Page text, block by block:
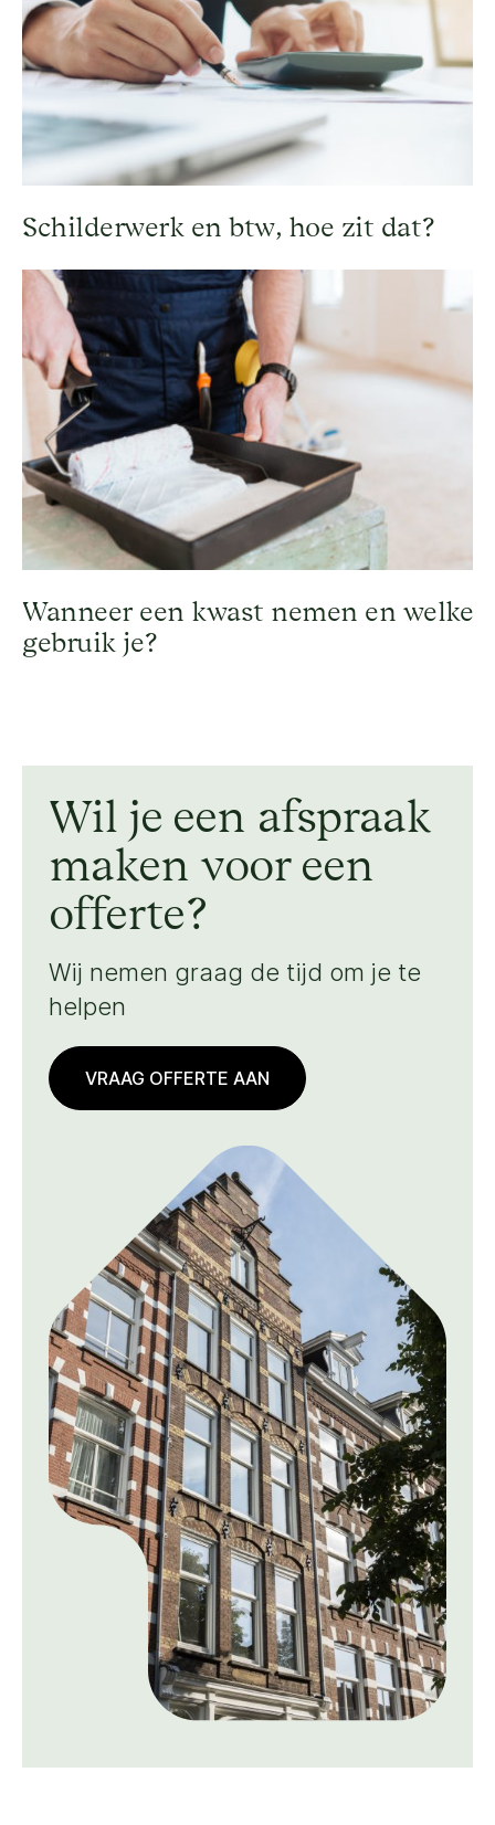
Schilderwerk en btw, hoe zit dat?
Wanneer een kwast nemen en welke
gebruik je?
Wil je een afspraak
maken voor een
offerte?
Wij nemen graag de tijd om je te
helpen
VRAAG OFFERTE AAN